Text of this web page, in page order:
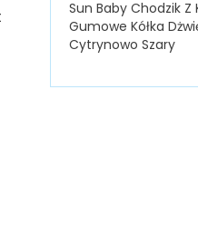
Sun Baby Chodzik Z
Gumowe Kółka
Cytrynowo Szary